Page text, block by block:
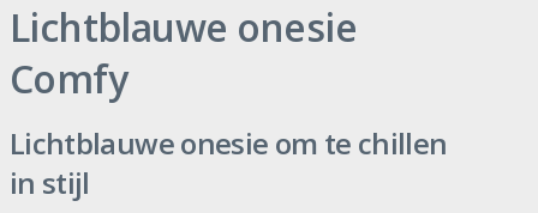
Lichtblauwe onesie
Comfy
Lichtblauwe onesie om te chillen
in stijl